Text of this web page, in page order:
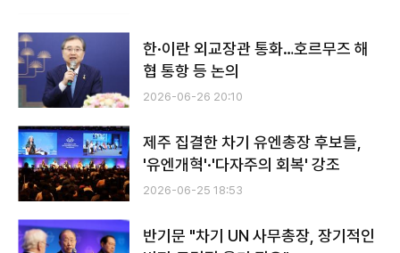
한·이란 외교장관 통화…호르무즈 해
협 통항 등 논의
2026-06-26 20:10
제주 집결한 차기 유엔총장 후보들,
'유엔개혁'·'다자주의 회복' 강조
2026-06-25 18:53
반기문 "차기 UN 사무총장, 장기적인